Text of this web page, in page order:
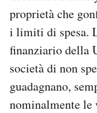
proprietà che
i limiti di spesa.
finanziario della
società di non
guadagnano,
nominalmente le